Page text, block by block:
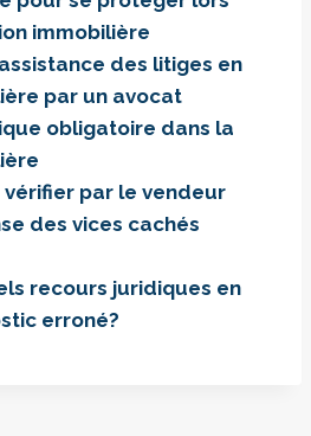
immobilière
des litiges en
par un avocat
obligatoire dans la
vérifier par le vendeur
des vices cachés
recours juridiques en
erroné?